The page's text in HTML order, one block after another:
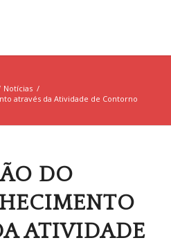
Notícias /
através da Atividade de Contorno
DO
ATIVIDADE